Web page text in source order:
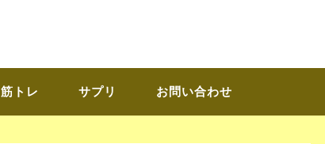
筋トレ サプリ お問い合わせ